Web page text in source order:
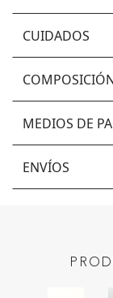
CUIDADOS
MEDIOS DE
ENVÍOS